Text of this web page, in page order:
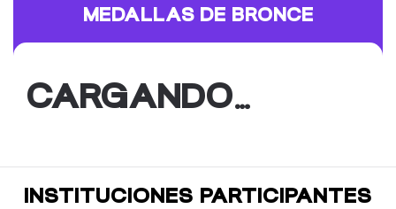
MEDALLAS DE BRONCE
CARGANDO…
INSTITUCIONES PARTICIPANTES